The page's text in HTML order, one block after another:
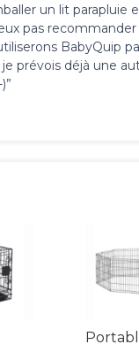
un lit parapluie
pas
BabyQuip
prévois déjà une